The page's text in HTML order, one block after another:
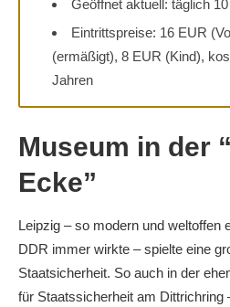
Geöffnet aktuell: täglich
Eintrittspreise: 16 EUR
(ermäßigt), 8 EUR (Kind),
Jahren
Museum in der
Ecke”
Leipzig – so modern und weltoffen
DDR immer wirkte – spielte eine
Staatsicherheit. So auch in der
für Staatssicherheit am Dittrichring